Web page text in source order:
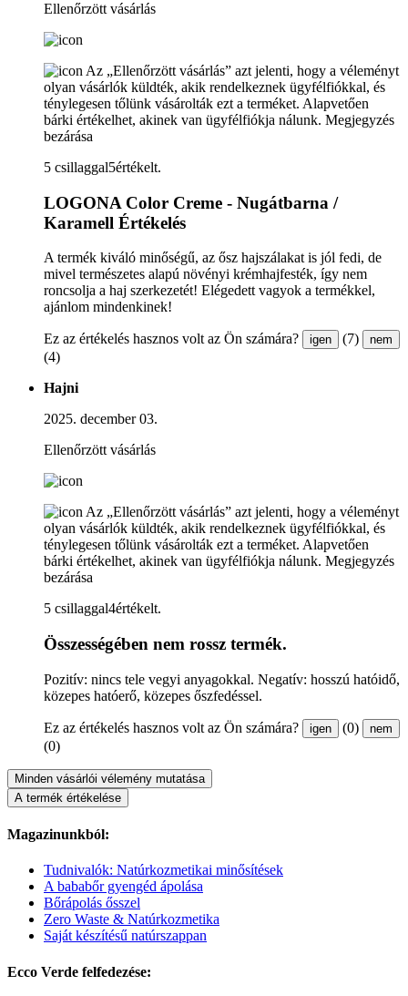
Ellenőrzött vásárlás
Az „Ellenőrzött vásárlás” azt jelenti, hogy a véleményt
olyan vásárlók küldték, akik rendelkeznek ügyfélfiókkal, és
ténylegesen tőlünk vásárolták ezt a terméket. Alapvetően
bárki értékelhet, akinek van ügyfélfiókja nálunk. Megjegyzés
bezárása
5 csillaggal5értékelt.
LOGONA Color Creme - Nugátbarna /
Karamell Értékelés
A termék kiváló minőségű, az ősz hajszálakat is jól fedi, de
mivel természetes alapú növényi krémhajfesték, így nem
roncsolja a haj szerkezetét! Elégedett vagyok a termékkel,
ajánlom mindenkinek!
Ez az értékelés hasznos volt az Ön számára? igen (7) nem
(4)
Hajni
2025. december 03.
Ellenőrzött vásárlás
Az „Ellenőrzött vásárlás” azt jelenti, hogy a véleményt
olyan vásárlók küldték, akik rendelkeznek ügyfélfiókkal, és
ténylegesen tőlünk vásárolták ezt a terméket. Alapvetően
bárki értékelhet, akinek van ügyfélfiókja nálunk. Megjegyzés
bezárása
5 csillaggal4értékelt.
Összességében nem rossz termék.
Pozitív: nincs tele vegyi anyagokkal. Negatív: hosszú hatóidő,
közepes hatóerő, közepes őszfedéssel.
Ez az értékelés hasznos volt az Ön számára? igen (0) nem
(0)
Minden vásárlói vélemény mutatása
A termék értékelése
Magazinunkból:
Tudnivalók: Natúrkozmetikai minősítések
A bababőr gyengéd ápolása
Bőrápolás ősszel
Zero Waste & Natúrkozmetika
Saját készítésű natúrszappan
Ecco Verde felfedezése: